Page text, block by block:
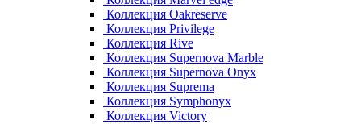
Коллекция Oakreserve
Коллекция Privilege
Коллекция Rive
Коллекция Supernova Marble
Коллекция Supernova Onyx
Коллекция Suprema
Коллекция Symphonyx
Коллекция Victory